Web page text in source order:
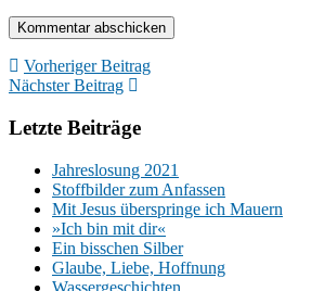
Vorheriger Beitrag
Nächster Beitrag
Letzte Beiträge
Jahreslosung 2021
Stoffbilder zum Anfassen
Mit Jesus überspringe ich Mauern
»Ich bin mit dir«
Ein bisschen Silber
Glaube, Liebe, Hoffnung
Wassergeschichten